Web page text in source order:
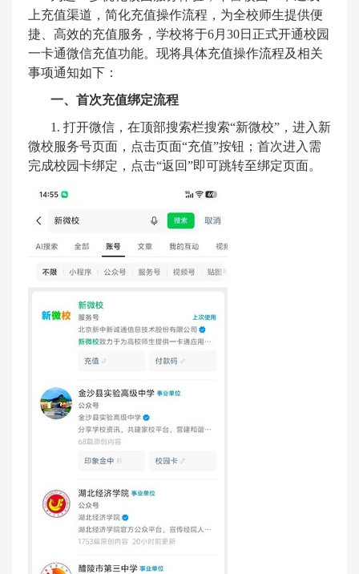
上充值渠道，简化充值操作流程，为全校师生提供便
捷、高效的充值服务，学校将于6月 30日正式开通校园
一卡通微信充值功能。现将具体充值操作流程及相关
事项通知如下：
一、首次充值绑定流程
1. 打开微信，在顶部搜索栏搜索“新微校” ，进入新
微校服务号页面，点击页面“充值”按钮；首次进入需
完成校园卡绑定，点击“返回”即可跳转至绑定页面。